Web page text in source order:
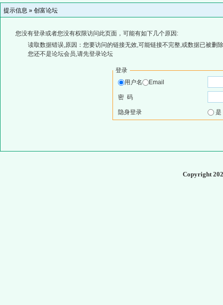
提示信息 » 创富论坛
您没有登录或者您没有权限访问此页面，可能有如下几个原因:
读取数据错误,原因：您要访问的链接无效,可能链接不完整,或数据已被删
您还不是论坛会员,请先登录论坛
登录
用户名
Email
密 码
隐身登录
Copyright